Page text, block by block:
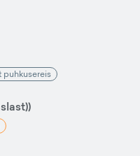
puhkusereis